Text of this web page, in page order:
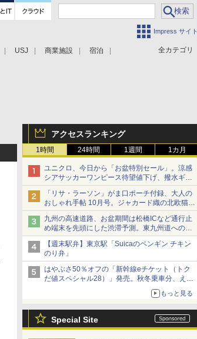
Impress サイト
全カテゴリ
USJ 商業施設 宿泊
アクセスランキング
1時間 24時間 1週間 1カ月
ユニクロ、今日から「お盆特別セール」。涼感
シアサッカーワンピース待望値下げ、撥水ギア
ショーツは1990円に
「リサ・ラーソン」がま口ポーチ付録、大人の
おしゃれ手帖 10月号。ジャカード織の北欧猫デ
ザイン
九州の高速道路、お盆期間は松橋ICなど通行止
め端末を先頭にした渋滞予測。東九州道への迂
回は料金調整を実施
【週末駅弁】東京駅「Suicaのペンギン チキン
のり弁」
はやぶさ50％オフの「新幹線eチケット（トク
だ値スペシャル28）」発売。秋冬乗車分、えき
もっと見る
Special Site